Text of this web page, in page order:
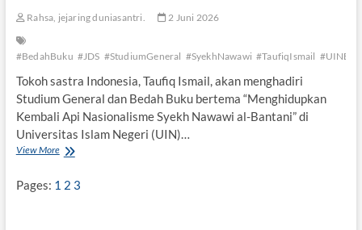
Rahsa, jejaring duniasantri. 2 Juni 2026
#BedahBuku #JDS #StudiumGeneral #SyekhNawawi #TaufiqIsmail
Tokoh sastra Indonesia, Taufiq Ismail, akan menghadiri
Studium General dan Bedah Buku bertema “Menghidupkan
Kembali Api Nasionalisme Syekh Nawawi al-Bantani” di
Universitas Islam Negeri (UIN)…
View MoreT
f
Pages: 1 2 3